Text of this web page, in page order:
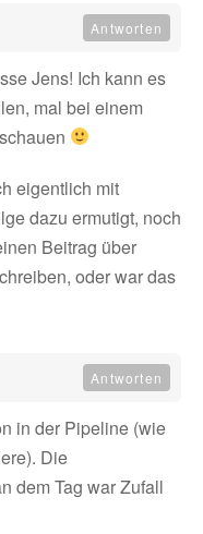
Antworten
Jens! Ich kann es
mal bei einem
eigentlich mit
dazu ermutigt, noch
Beitrag über
oder war das
Antworten
in der Pipeline (wie
Die
dem Tag war Zufall